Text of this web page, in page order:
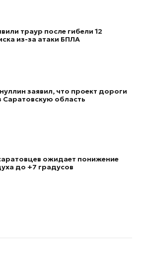
траур после гибели 12
из-за атаки БПЛА
заявил, что проект дороги
область
ожидает понижение
до +7 градусов